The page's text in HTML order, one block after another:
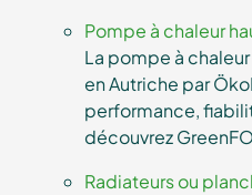
Pompe à chaleur
La pompe à
en Autriche par
performance,
découvrez
Radiateurs ou